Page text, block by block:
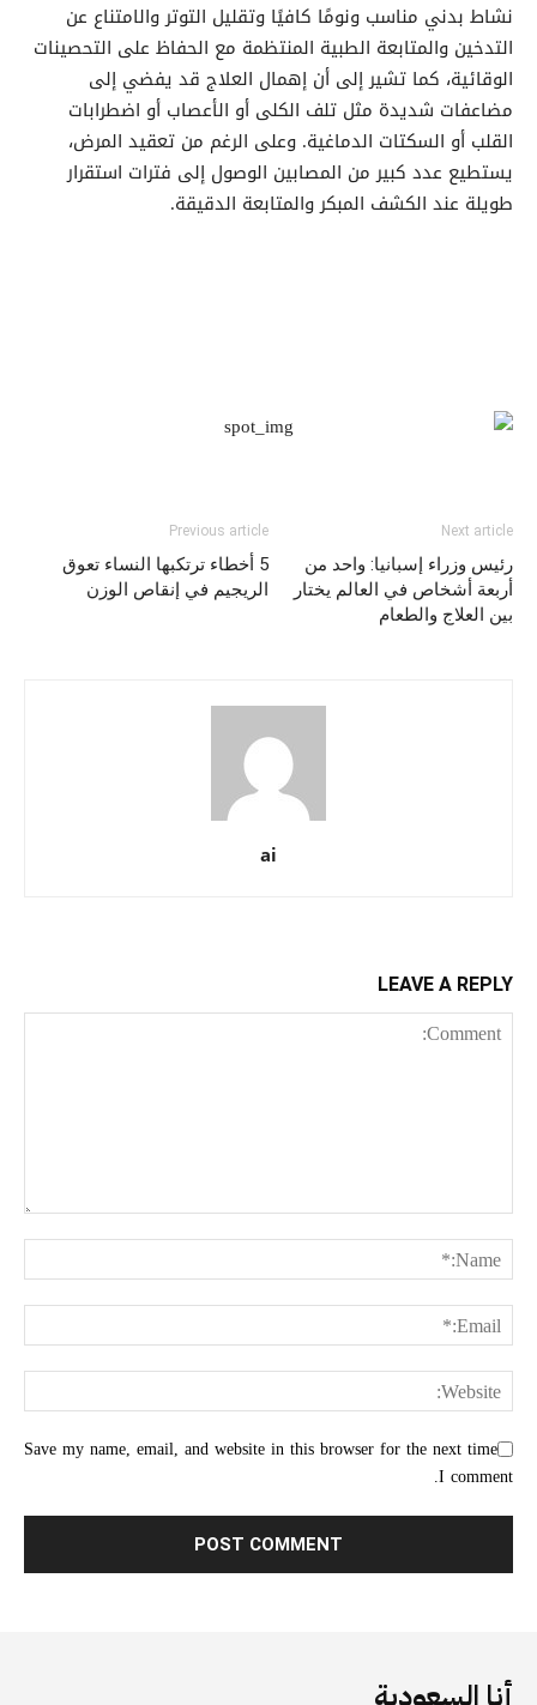
نشاط بدني مناسب ونومًا كافيًا وتقليل التوتر والامتناع عن
التدخين والمتابعة الطبية المنتظمة مع الحفاظ على التحصينات
الوقائية، كما تشير إلى أن إهمال العلاج قد يفضي إلى
مضاعفات شديدة مثل تلف الكلى أو الأعصاب أو اضطرابات
القلب أو السكتات الدماغية. وعلى الرغم من تعقيد المرض،
يستطيع عدد كبير من المصابين الوصول إلى فترات استقرار
طويلة عند الكشف المبكر والمتابعة الدقيقة.
Previous article
5 أخطاء ترتكبها النساء تعوق
الريجيم في إنقاص الوزن
Next article
رئيس وزراء إسبانيا: واحد من
أربعة أشخاص في العالم يختار
بين العلاج والطعام
ai
LEAVE A REPLY
Save my name, email, and website in this browser for the next time
I comment.